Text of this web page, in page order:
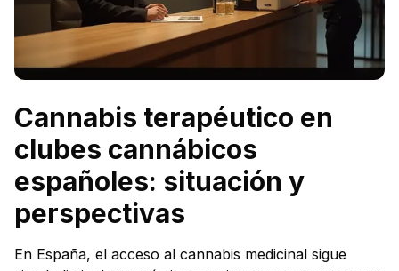
Cannabis terapéutico en
clubes cannábicos
españoles: situación y
perspectivas
En España, el acceso al cannabis medicinal sigue